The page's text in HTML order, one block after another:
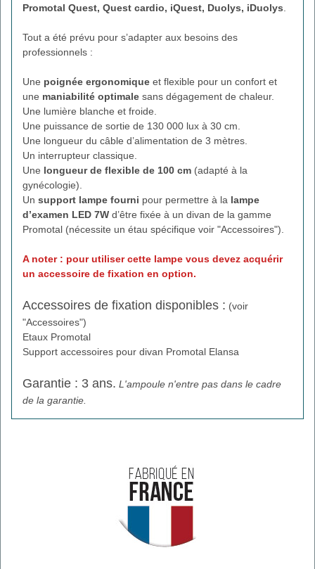
Promotal Quest, Quest cardio, iQuest, Duolys, iDuolys
Tout a été prévu pour s’adapter aux besoins des
professionnels :
Une poignée ergonomique et flexible pour un confort et
une maniabilité optimale sans dégagement de chaleur.
Une lumière blanche et froide.
Une puissance de sortie de 130 000 lux à 30 cm.
Une longueur du câble d’alimentation de 3 mètres.
Un interrupteur classique.
Une longueur de flexible de 100 cm (adapté à la
gynécologie).
Un support lampe fourni pour permettre à la lampe
d’examen LED 7W d’être fixée à un divan de la gamme
Promotal (nécessite un étau spécifique voir "Accessoires").
A noter : pour utiliser cette lampe vous devez acquérir
un accessoire de fixation en option.
Accessoires de fixation disponibles : (voir
"Accessoires")
Etaux Promotal
Support accessoires pour divan Promotal Elansa
Garantie : 3 ans. L'ampoule n'entre pas dans le cadre
de la garantie.